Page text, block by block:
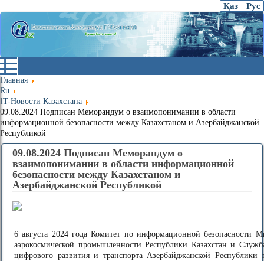
Қаз Рус
Главная
Ru
IT-Новости Казахстана
09.08.2024 Подписан Меморандум о взаимопонимании в области
информационной безопасности между Казахстаном и Азербайджанской
Республикой
09.08.2024 Подписан Меморандум о
взаимопонимании в области информационной
безопасности между Казахстаном и
Азербайджанской Республикой
6 августа 2024 года Комитет по информационной безопасности
аэрокосмической промышленности Республики Казахстан и
цифрового развития и транспорта Азербайджанской